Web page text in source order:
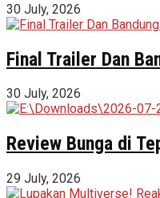
30 July, 2026
Final Trailer Dan
30 July, 2026
Review Bunga di
29 July, 2026